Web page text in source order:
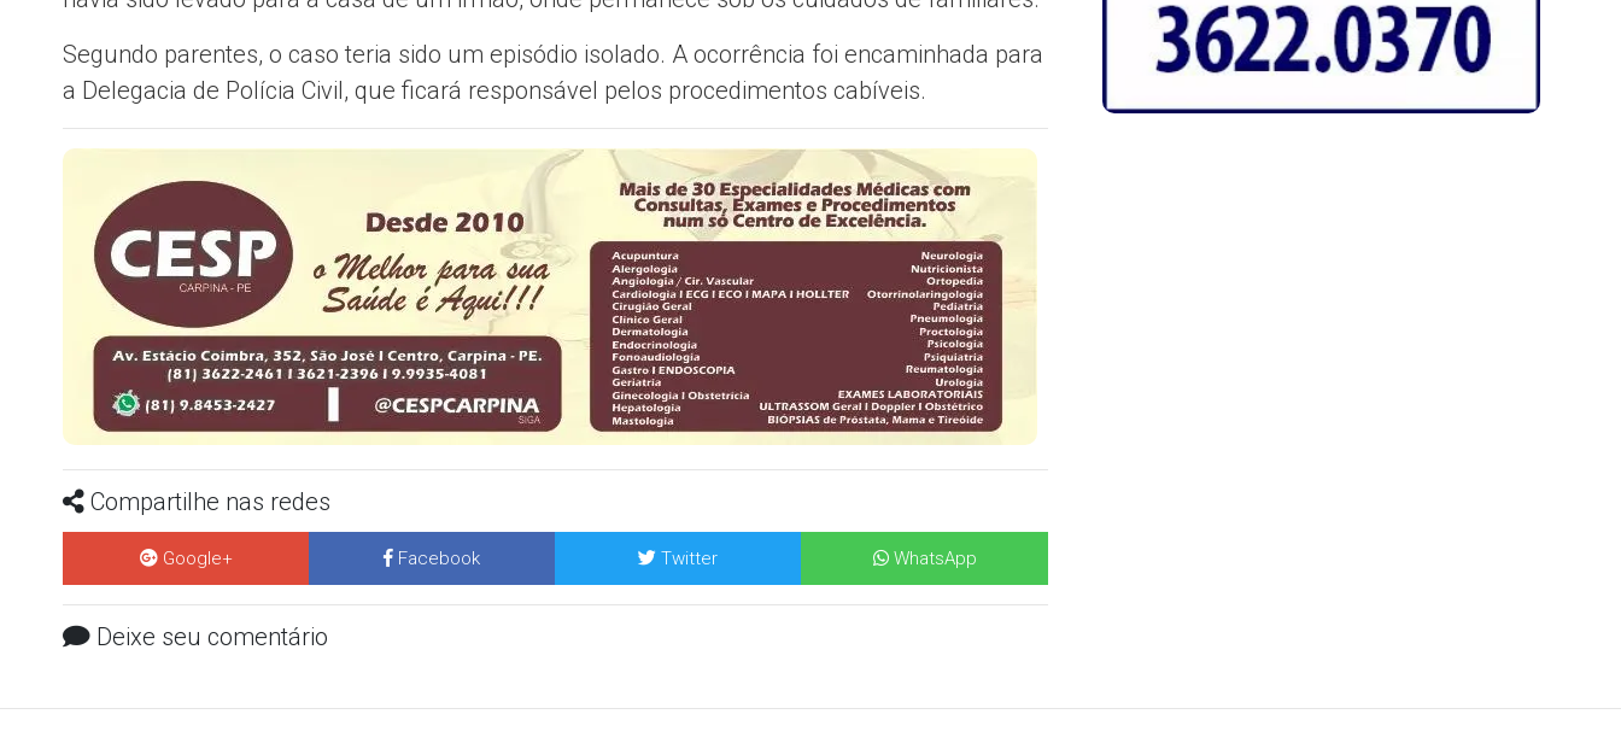
Segundo parentes, o caso teria sido um episódio isolado. A ocorrência foi encaminhada para
a Delegacia de Polícia Civil, que ficará responsável pelos procedimentos cabíveis.
Compartilhe nas redes
Google+ Facebook Twitter WhatsApp
Deixe seu comentário